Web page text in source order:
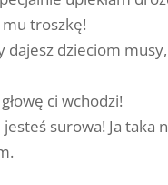
mu troszkę!
dajesz dzieciom musy,
ci wchodzi!
jesteś surowa! Ja taka